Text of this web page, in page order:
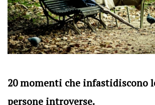
20 momenti che infastidiscono
persone introverse.